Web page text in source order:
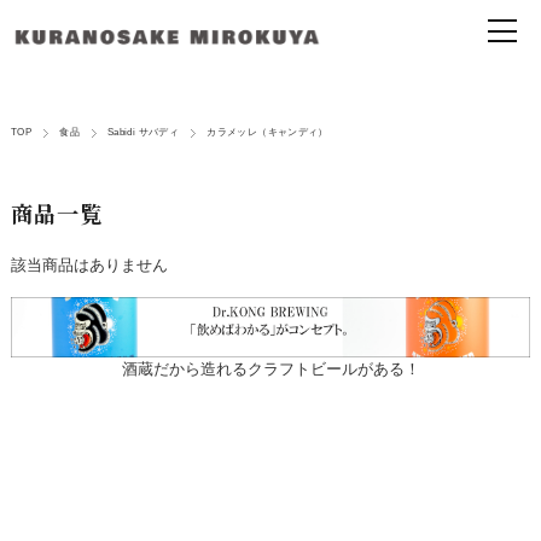
TOP 食品 Sabidi サバディ カラメッレ（キャンディ）
商品一覧
該当商品はありません
酒蔵だから造れるクラフトビールがある！